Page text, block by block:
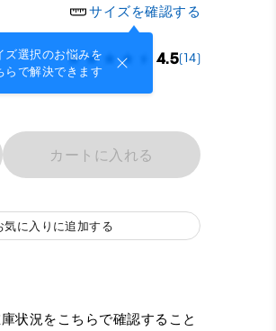
サイズを確認する
ズ選択のお悩みを
らで解決できます
4.5(14)
カートに入れる
気に入りに追加する
状況をこちらで確認すること